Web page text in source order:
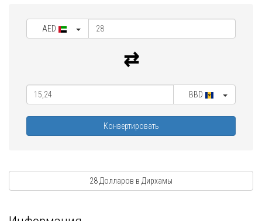
AED
BBD
Конвертировать
28 Долларов в Дирхамы